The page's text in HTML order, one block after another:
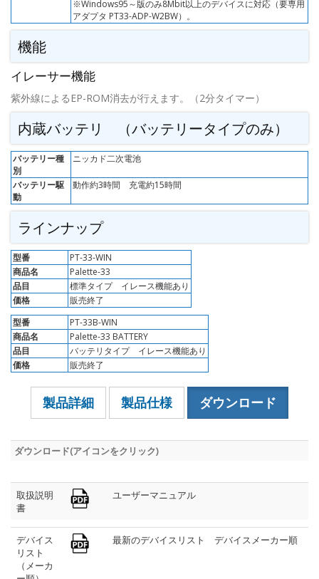
※Windows95～版のみ8Mbit以上のデバイスに対応（要専用
アダプタ PT33-ADP-W2BW）。
機能
イレーサー機能
紫外線によるEP-ROM消去が行えます。（2分タイマー）
内蔵バッテリ （バッテリータイプのみ）
バッテリー種
別
ニッカド二次電池
バッテリー駆
動
動作約3時間 充電約15時間
ラインナップ
型番
PT-33-WIN
商品名
Palette-33
品目
標準タイプ イレース機能あり
価格
販売終了
型番
PT-33B-WIN
商品名
Palette-33 BATTERY
品目
バッテリタイプ イレース機能あり
価格
販売終了
製品詳細 製品仕様 ダウンロード
ダウンロード(アイコンをクリック)
取扱説明
書
ユーザーマニュアル
デバイス
リスト
（メーカ
最新のデバイスリスト デバイスメーカー順